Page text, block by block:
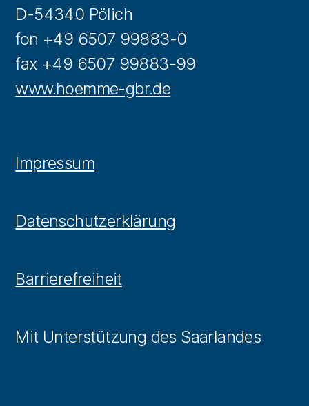
D-54340 Pölich
fon +49 6507 99883-0
fax +49 6507 99883-99
www.hoemme-gbr.de
Impressum
Datenschutzerklärung
Barrierefreiheit
Mit Unterstützung des Saarlandes